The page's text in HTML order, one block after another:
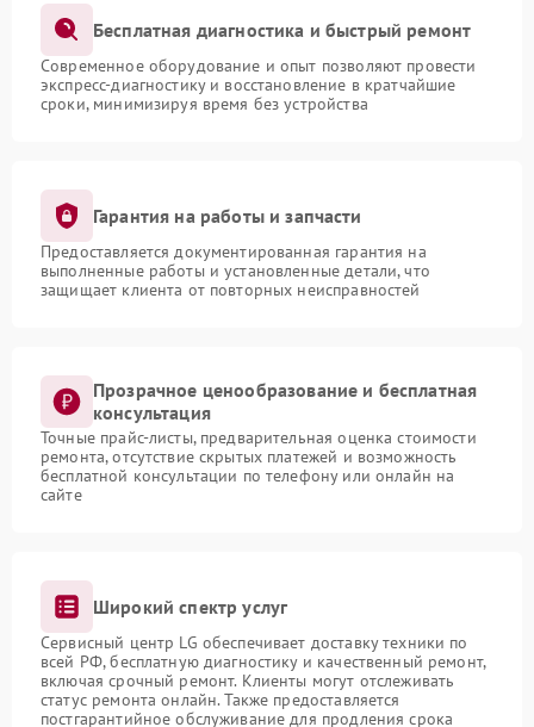
Бесплатная диагностика и быстрый ремонт
Современное оборудование и опыт позволяют провести
экспресс-диагностику и восстановление в кратчайшие
сроки, минимизируя время без устройства
Гарантия на работы и запчасти
Предоставляется документированная гарантия на
выполненные работы и установленные детали, что
защищает клиента от повторных неисправностей
Прозрачное ценообразование и бесплатная
консультация
Точные прайс-листы, предварительная оценка стоимости
ремонта, отсутствие скрытых платежей и возможность
бесплатной консультации по телефону или онлайн на
сайте
Широкий спектр услуг
Сервисный центр LG обеспечивает доставку техники по
всей РФ, бесплатную диагностику и качественный ремонт,
включая срочный ремонт. Клиенты могут отслеживать
статус ремонта онлайн. Также предоставляется
постгарантийное обслуживание для продления срока